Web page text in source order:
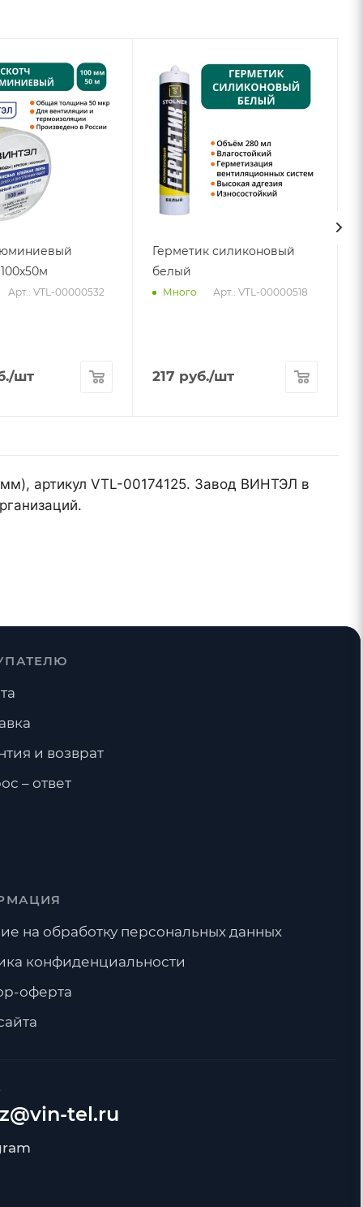
Арт.: VTL-00000532
/шт
Герметик силиконовый
белый
Много Арт.: VTL-00000518
217 руб./шт
артикул VTL-00174125. Завод ВИНТЭЛ в
tel.ru
и возврат
– ответ
на обработку персональных данных
конфиденциальности
оферта